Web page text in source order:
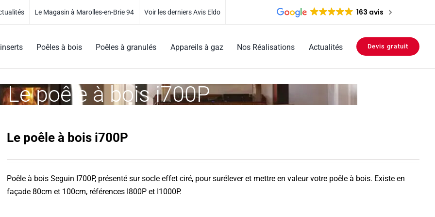
Le Magasin à Marolles-en-Brie 94 Voir les derniers Avis Eldo 163 avis
Poêles à bois Poêles à granulés Appareils à gaz Nos Réalisations Actualités Devis gratuit
Le poêle à bois i700P
Le poêle à bois i700P
Poêle à bois Seguin I700P, présenté sur socle effet ciré, pour surélever et mettre en valeur votre poêle à bois. Existe en
façade 80cm et 100cm, références I800P et I1000P.